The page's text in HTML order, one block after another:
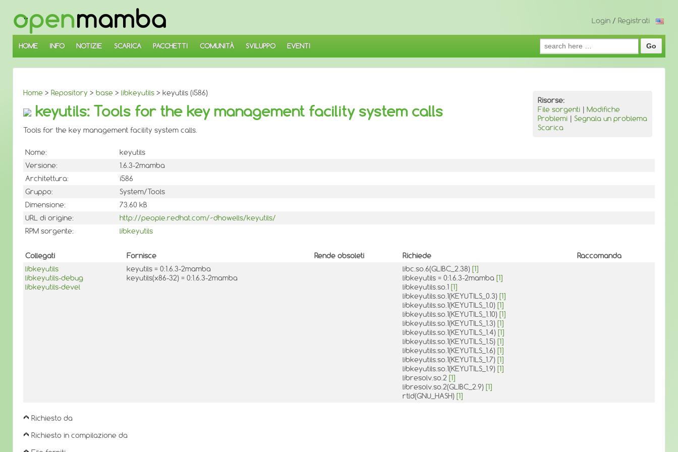
SALTA
AL
CONTENUTO
PRINCIPALE
Login / Registrati
HOME INFO NOTIZIE SCARICA PACCHETTI COMUNITÀ SVILUPPO EVENTI
Search
for:
Home > Repository > base > libkeyutils > keyutils (i586)
Risorse:
File sorgenti | Modifiche
Problemi | Segnala un problema
Scarica
keyutils: Tools for the key management facility system calls
Tools for the key management facility system calls.
Nome:
keyutils
Versione:
1.6.3-2mamba
Architettura:
i586
Gruppo:
System/Tools
Dimensione:
73.60 kB
URL di origine:
http://people.redhat.com/~dhowells/keyutils/
RPM sorgente:
libkeyutils
Collegati Fornisce Rende obsoleti Richiede
Raccomanda
libkeyutils
libkeyutils-debug
libkeyutils-devel
keyutils = 0:1.6.3-2mamba
keyutils(x86-32) = 0:1.6.3-2mamba
libc.so.6(GLIBC_2.38) [1]
libkeyutils = 0:1.6.3-2mamba [1]
libkeyutils.so.1 [1]
libkeyutils.so.1(KEYUTILS_0.3) [1]
libkeyutils.so.1(KEYUTILS_1.0) [1]
libkeyutils.so.1(KEYUTILS_1.10) [1]
libkeyutils.so.1(KEYUTILS_1.3) [1]
libkeyutils.so.1(KEYUTILS_1.4) [1]
libkeyutils.so.1(KEYUTILS_1.5) [1]
libkeyutils.so.1(KEYUTILS_1.6) [1]
libkeyutils.so.1(KEYUTILS_1.7) [1]
libkeyutils.so.1(KEYUTILS_1.9) [1]
libresolv.so.2 [1]
libresolv.so.2(GLIBC_2.9) [1]
rtld(GNU_HASH) [1]
Richiesto da
Richiesto in compilazione da